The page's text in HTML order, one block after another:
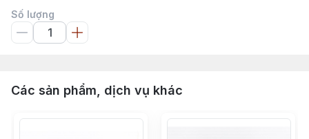
Số lượng
Các sản phẩm, dịch vụ khác